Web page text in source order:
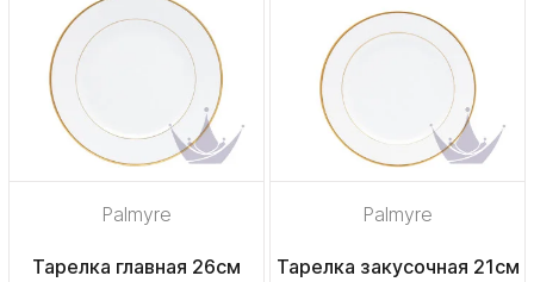
Palmyre
Тарелка главная 26см
Palmyre
Тарелка закусочная 21см